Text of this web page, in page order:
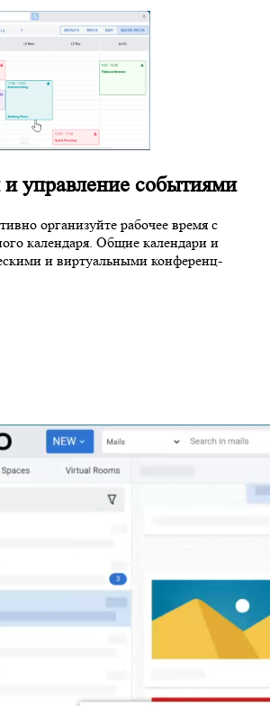
управление событиями
организуйте рабочее время с
календаря. Общие календари и
и виртуальными конференц-